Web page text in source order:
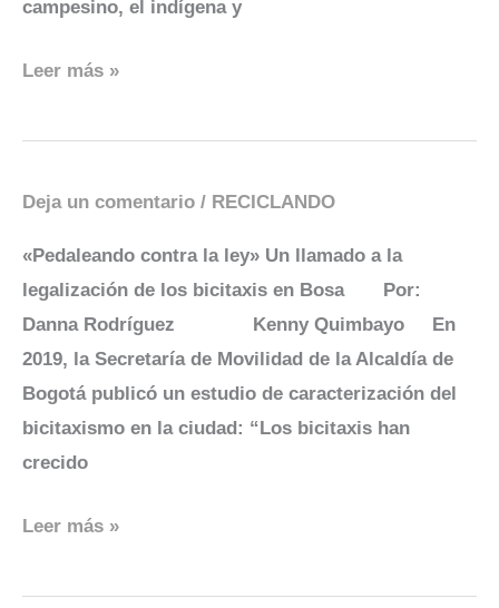
campesino, el indígena y
Leer más »
Deja un comentario / RECICLANDO
«Pedaleando contra la ley» Un llamado a la
legalización de los bicitaxis en Bosa Por:
Danna Rodríguez Kenny Quimbayo En
2019, la Secretaría de Movilidad de la Alcaldía de
Bogotá publicó un estudio de caracterización del
bicitaxismo en la ciudad: “Los bicitaxis han
crecido
Pedaleando
Leer más »